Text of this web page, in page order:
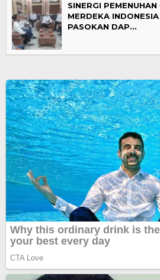
SINERGI
MERDEKA
PASOKAN DAP…